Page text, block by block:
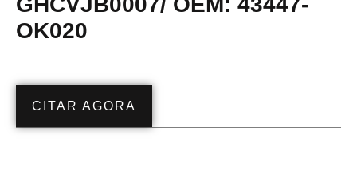
OK020
CITAR AGORA